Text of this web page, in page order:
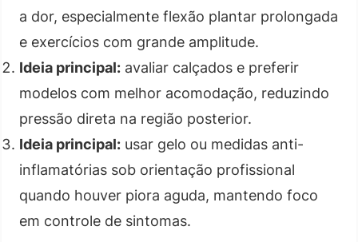
a dor, especialmente flexão plantar prolongada
e exercícios com grande amplitude.
Ideia principal: avaliar calçados e preferir
modelos com melhor acomodação, reduzindo
pressão direta na região posterior.
Ideia principal: usar gelo ou medidas anti-
inflamatórias sob orientação profissional
quando houver piora aguda, mantendo foco
em controle de sintomas.